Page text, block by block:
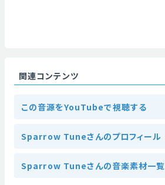
関連コンテンツ
この音源をYouTubeで視聴する
Sparrow Tuneさんのプロフィール
Sparrow Tuneさんの音楽素材一覧